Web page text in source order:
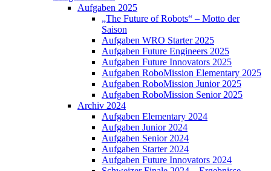
Aufgaben 2025
„The Future of Robots“ – Motto der
Saison
Aufgaben WRO Starter 2025
Aufgaben Future Engineers 2025
Aufgaben Future Innovators 2025
Aufgaben RoboMission Elementary 2025
Aufgaben RoboMission Junior 2025
Aufgaben RoboMission Senior 2025
Archiv 2024
Aufgaben Elementary 2024
Aufgaben Junior 2024
Aufgaben Senior 2024
Aufgaben Starter 2024
Aufgaben Future Innovators 2024